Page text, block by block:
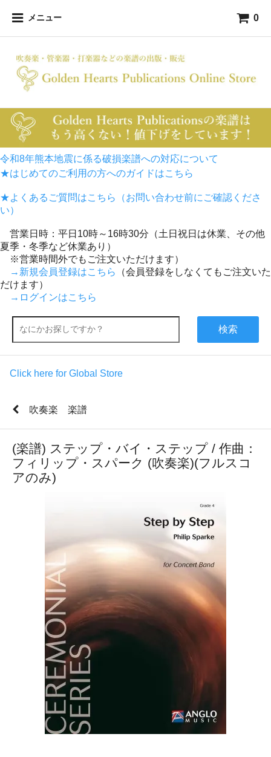
メニュー 0
令和8年熊本地震に係る破損楽譜への対応について
★はじめてのご利用の方へのガイドはこちら
★よくあるご質問はこちら（お問い合わせ前にご確認くださ
い）
営業日時：平日10時～16時30分（土日祝日は休業、その他
夏季・冬季など休業あり）
※営業時間外でもご注文いただけます）
→新規会員登録はこちら
（会員登録をしなくてもご注文いた
だけます）
→ログインはこちら
検索
Click here for Global Store
吹奏楽 楽譜
(楽譜) ステップ・バイ・ステップ / 作曲：
フィリップ・スパーク (吹奏楽)(フルスコ
アのみ)